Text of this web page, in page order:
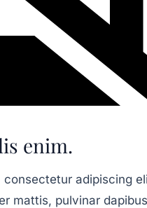
enim.
consectetur adipiscing
mattis, pulvinar